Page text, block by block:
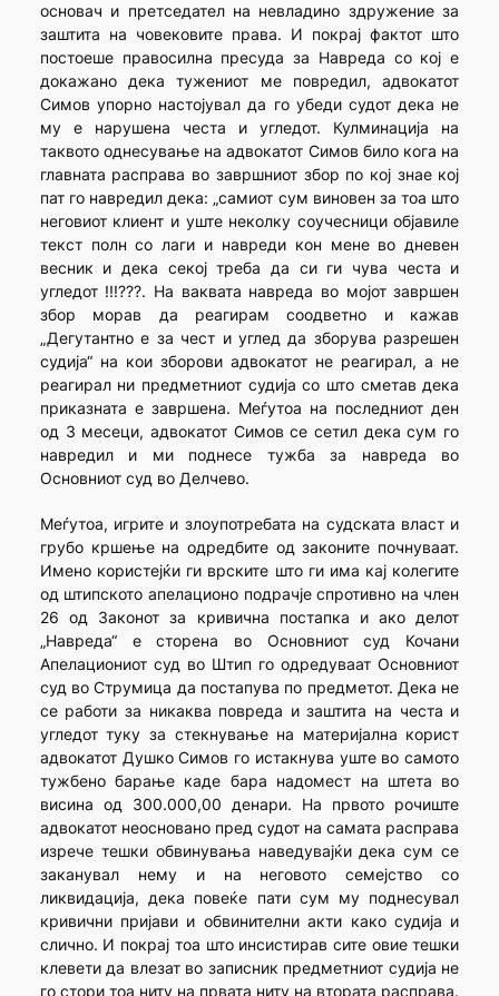
основач и претседател на невладино здружение за
заштита на човековите права. И покрај фактот што
постоеше правосилна пресуда за Навреда со кој е
докажано дека тужениот ме повредил, адвокатот
Симов упорно настојувал да го убеди судот дека не
му е нарушена честа и угледот. Кулминација на
таквото однесување на адвокатот Симов било кога на
главната расправа во завршниот збор по кој знае кој
пат го навредил дека: „самиот сум виновен за тоа што
неговиот клиент и уште неколку соучесници објавиле
текст полн со лаги и навреди кон мене во дневен
весник и дека секој треба да си ги чува честа и
угледот !!!???. На ваквата навреда во мојот завршен
збор морав да реагирам соодветно и кажав
„Дегутантно е за чест и углед да зборува разрешен
судија“ на кои зборови адвокатот не реагирал, а не
реагирал ни предметниот судија со што сметав дека
приказната е завршена. Меѓутоа на последниот ден
од 3 месеци, адвокатот Симов се сетил дека сум го
навредил и ми поднесе тужба за навреда во
Основниот суд во Делчево.
Меѓутоа, игрите и злоупотребата на судската власт и
грубо кршење на одредбите од законите почнуваат.
Имено користејќи ги врските што ги има кај колегите
од штипското апелационо подрачје спротивно на член
26 од Законот за кривична постапка и ако делот
„Навреда“ е сторена во Основниот суд Кочани
Апелациониот суд во Штип го одредуваат Основниот
суд во Струмица да постапува по предметот. Дека не
се работи за никаква повреда и заштита на честа и
угледот туку за стекнување на материјална корист
адвокатот Душко Симов го истакнува уште во самото
тужбено барање каде бара надомест на штета во
висина од 300.000,00 денари. На првото рочиште
адвокатот неосновано пред судот на самата расправа
изрече тешки обвинувања наведувајќи дека сум се
заканувал нему и на неговото семејство со
ликвидација, дека повеќе пати сум му поднесувал
кривични пријави и обвинителни акти како судија и
слично. И покрај тоа што инсистирав сите овие тешки
клевети да влезат во записник предметниот судија не
го стори тоа ниту на првата ниту на втората расправа.